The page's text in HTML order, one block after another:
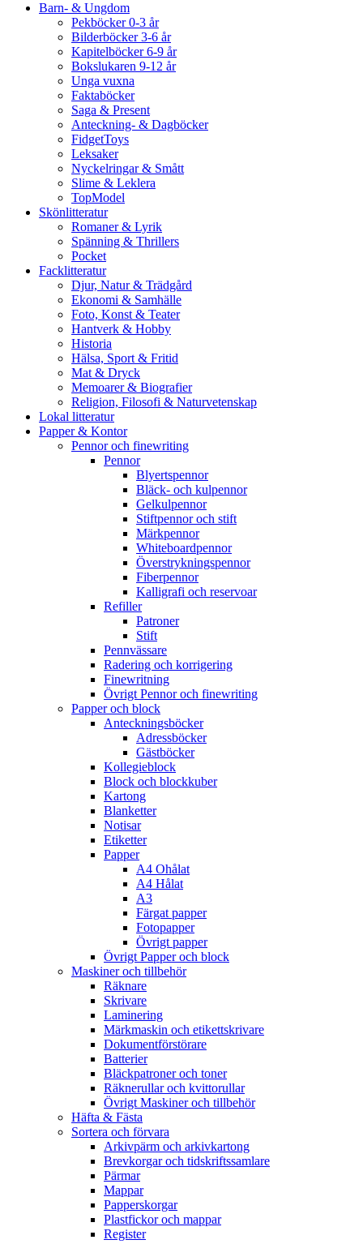
Barn- & Ungdom
Pekböcker 0-3 år
Bilderböcker 3-6 år
Kapitelböcker 6-9 år
Bokslukaren 9-12 år
Unga vuxna
Faktaböcker
Saga & Present
Anteckning- & Dagböcker
FidgetToys
Leksaker
Nyckelringar & Smått
Slime & Leklera
TopModel
Skönlitteratur
Romaner & Lyrik
Spänning & Thrillers
Pocket
Facklitteratur
Djur, Natur & Trädgård
Ekonomi & Samhälle
Foto, Konst & Teater
Hantverk & Hobby
Historia
Hälsa, Sport & Fritid
Mat & Dryck
Memoarer & Biografier
Religion, Filosofi & Naturvetenskap
Lokal litteratur
Papper & Kontor
Pennor och finewriting
Pennor
Blyertspennor
Bläck- och kulpennor
Gelkulpennor
Stiftpennor och stift
Märkpennor
Whiteboardpennor
Överstrykningspennor
Fiberpennor
Kalligrafi och reservoar
Refiller
Patroner
Stift
Pennvässare
Radering och korrigering
Finewritning
Övrigt Pennor och finewriting
Papper och block
Anteckningsböcker
Adressböcker
Gästböcker
Kollegieblock
Block och blockkuber
Kartong
Blanketter
Notisar
Etiketter
Papper
A4 Ohålat
A4 Hålat
A3
Färgat papper
Fotopapper
Övrigt papper
Övrigt Papper och block
Maskiner och tillbehör
Räknare
Skrivare
Laminering
Märkmaskin och etikettskrivare
Dokumentförstörare
Batterier
Bläckpatroner och toner
Räknerullar och kvittorullar
Övrigt Maskiner och tillbehör
Häfta & Fästa
Sortera och förvara
Arkivpärm och arkivkartong
Brevkorgar och tidskriftssamlare
Pärmar
Mappar
Papperskorgar
Plastfickor och mappar
Register